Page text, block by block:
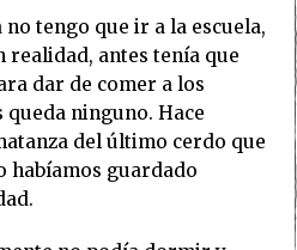
tengo que ir a la escuela,
realidad, antes tenía que
dar de comer a los
queda ninguno. Hace
del último cerdo que
habíamos guardado